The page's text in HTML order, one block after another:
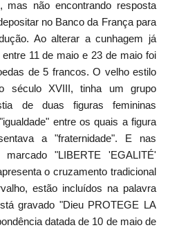
não encontrando resposta
no Banco da França para
Ao alterar a cunhagem já
11 de maio e 23 de maio foi
de 5 francos. O velho estilo
século XVIII, tinha um grupo
de duas figuras femininas
entre os quais a figura
a "fraternidade". E nas
"LIBERTE 'EGALITÉ'
o cruzamento tradicional
estão incluídos na palavra
gravado "Dieu PROTEGE LA
datada de 10 de maio de